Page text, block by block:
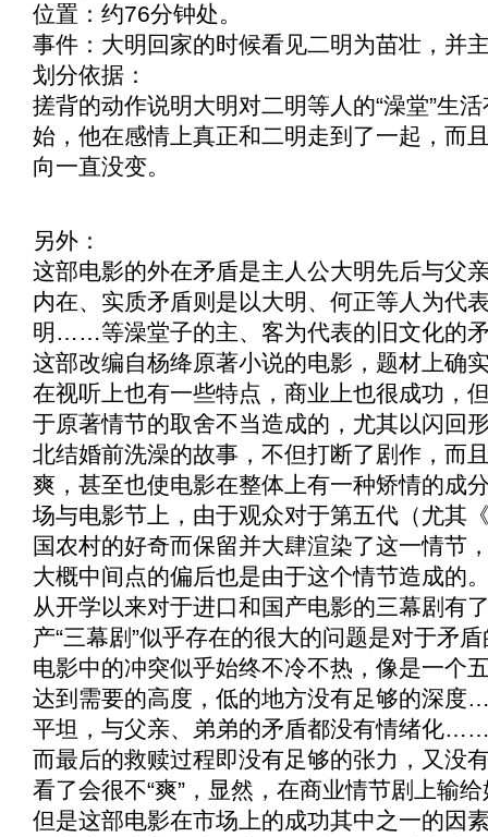
位置：约76分钟处。
事件：大明回家的时候看见二明为苗壮，并
划分依据：
搓背的动作说明大明对二明等人的“澡堂”生
始，他在感情上真正和二明走到了一起，而
向一直没变。
另外：
这部电影的外在矛盾是主人公大明先后与父
内在、实质矛盾则是以大明、何正等人为代
明……等澡堂子的主、客为代表的旧文化的
这部改编自杨绛原著小说的电影，题材上确
在视听上也有一些特点，商业上也很成功，
于原著情节的取舍不当造成的，尤其以闪回
北结婚前洗澡的故事，不但打断了剧作，而
爽，甚至也使电影在整体上有一种矫情的成
场与电影节上，由于观众对于第五代（尤其
国农村的好奇而保留并大肆渲染了这一情节
大概中间点的偏后也是由于这个情节造成的
从开学以来对于进口和国产电影的三幕剧有
产“三幕剧”似乎存在的很大的问题是对于矛
电影中的冲突似乎始终不冷不热，像是一个
达到需要的高度，低的地方没有足够的深
平坦，与父亲、弟弟的矛盾都没有情绪化
而最后的救赎过程即没有足够的张力，又
看了会很不“爽”，显然，在商业情节剧上输
但是这部电影在市场上的成功其中之一的因